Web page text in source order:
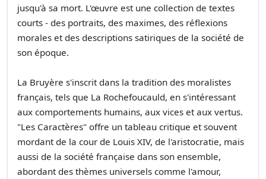
jusqu'à sa mort. L'œuvre est une collection de textes
courts - des portraits, des maximes, des réflexions
morales et des descriptions satiriques de la société de
son époque.
La Bruyère s'inscrit dans la tradition des moralistes
français, tels que La Rochefoucauld, en s'intéressant
aux comportements humains, aux vices et aux vertus.
"Les Caractères" offre un tableau critique et souvent
mordant de la cour de Louis XIV, de l'aristocratie, mais
aussi de la société française dans son ensemble,
abordant des thèmes universels comme l'amour,